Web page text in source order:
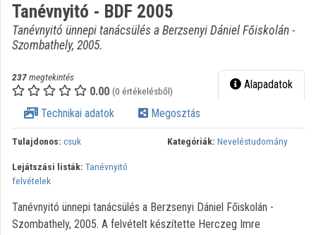
Bejelentkezés
Intézményi felfedezés
Kategóriák
Intézményi listák
Intézmények
Közreműködők
Tanévnyitó - BDF 2005
Tanévnyitó ünnepi tanácsülés a Berzsenyi Dániel Főiskolán -
Szombathely, 2005.
237megtekintés
0.00 (0 értékelésből) Alapadatok
Technikai adatok Megosztás
Tulajdonos: csuk Kategóriák: Neveléstudomány
Lejátszási listák: Tanévnyitó
felvételek
Tanévnyitó ünnepi tanácsülés a Berzsenyi Dániel Főiskolán -
Szombathely, 2005. A felvételt készítette Herczeg Imre